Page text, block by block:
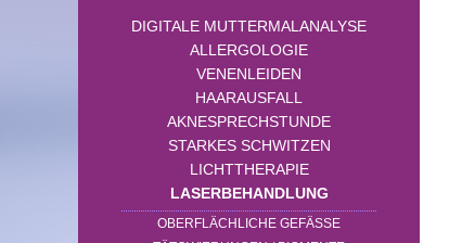
DIGITALE MUTTERMALANALYSE
ALLERGOLOGIE
VENENLEIDEN
HAARAUSFALL
AKNESPRECHSTUNDE
STARKES SCHWITZEN
LICHTTHERAPIE
LASERBEHANDLUNG
OBERFLÄCHLICHE GEFÄSSE